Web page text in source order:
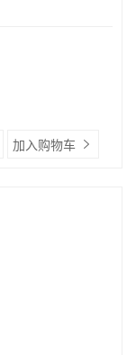
加入购物车